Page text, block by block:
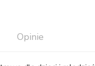
Opinie